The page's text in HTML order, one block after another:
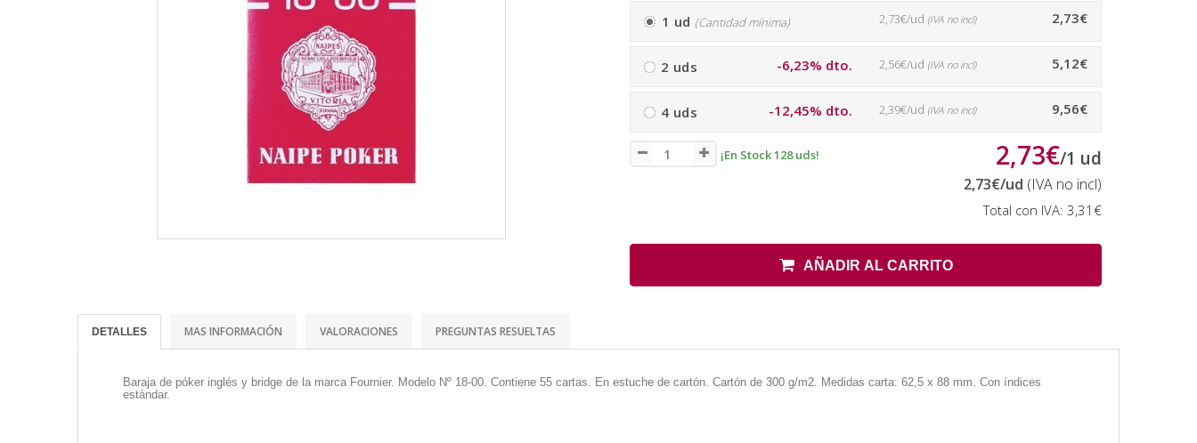
1 ud (Cantidad mínima) 2,73€
2,73€/ud (IVA no incl)
2 uds -6,23% dto. 5,12€
2,56€/ud (IVA no incl)
4 uds -12,45% dto. 9,56€
2,39€/ud (IVA no incl)
¡En Stock 128 uds! 2,73€/1 ud
2,73€/ud (IVA no incl)
Total con IVA: 3,31€
AÑADIR AL CARRITO
DETALLES MAS INFORMACIÓN VALORACIONES PREGUNTAS RESUELTAS
Baraja de póker inglés y bridge de la marca Fournier. Modelo Nº 18-00. Contiene 55 cartas. En estuche de cartón. Cartón de 300 g/m2. Medidas carta: 62,5 x 88 mm. Con índices
estándar.